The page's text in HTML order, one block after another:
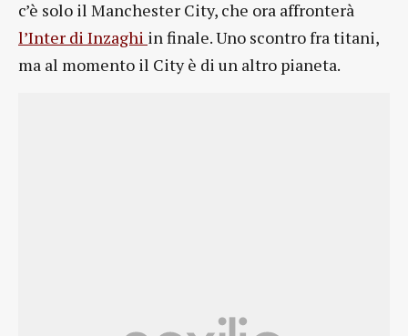
c’è solo il Manchester City, che ora affronterà
l’Inter di Inzaghi in finale. Uno scontro fra titani,
ma al momento il City è di un altro pianeta.